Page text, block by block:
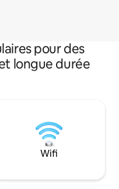
pour des
longue durée
Wifi